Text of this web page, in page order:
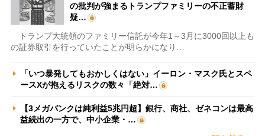
の批判が強まるトランプファミリーの不正蓄財
疑…
トランプ大統領のファミリー信託が今年1～3月に3000回以上も
の証券取引を行っていたことが明らかになり…
「いつ暴発してもおかしくはない」イーロン・マスク氏とスペ
ースXが抱えるリスクの数々「絶対…
【3メガバンクは純利益5兆円超】銀行、商社、ゼネコンは最高
益続出の一方で、中小企業・…